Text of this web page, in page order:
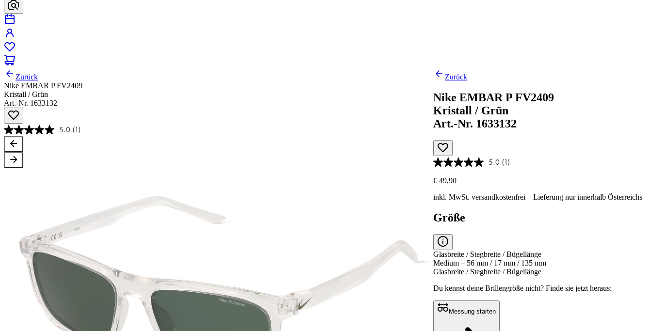
Zurück
Nike EMBAR P FV2409
Kristall / Grün
Art.-Nr. 1633132
5.0 (1)
Zurück
Nike EMBAR P FV2409
Kristall / Grün
Art.-Nr. 1633132
5.0 (1)
€ 49,90
inkl. MwSt.versandkostenfrei – Lieferung nur innerhalb Österreichs
Größe
Glasbreite / Stegbreite / Bügellänge
Medium – 56 mm / 17 mm / 135 mm
Glasbreite / Stegbreite / Bügellänge
Du kennst deine Brillengröße nicht?Finde sie jetzt heraus:
Messung starten